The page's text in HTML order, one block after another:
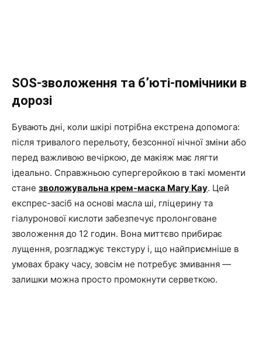
SOS-зволоження та б’юті-помічники в
дорозі
Бувають дні, коли шкірі потрібна екстрена допомога:
після тривалого перельоту, безсонної нічної зміни або
перед важливою вечіркою, де макіяж має лягти
ідеально. Справжньою супергеройкою в такі моменти
стане зволожувальна крем-маска Mary Kay. Цей
експрес-засіб на основі масла ші, гліцерину та
гіалуронової кислоти забезпечує пролонговане
зволоження до 12 годин. Вона миттєво прибирає
лущення, розгладжує текстуру і, що найприємніше в
умовах браку часу, зовсім не потребує змивання —
залишки можна просто промокнути серветкою.